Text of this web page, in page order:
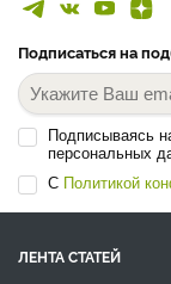
Подписаться на
Подписываясь
персональных
С Политикой
ЛЕНТА СТАТЕЙ